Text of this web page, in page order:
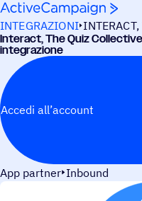
Salta al contenuto
INTEGRAZIONI
Inte­ract, The Quiz
integrazione
Accedi all’account
App partner Inbound